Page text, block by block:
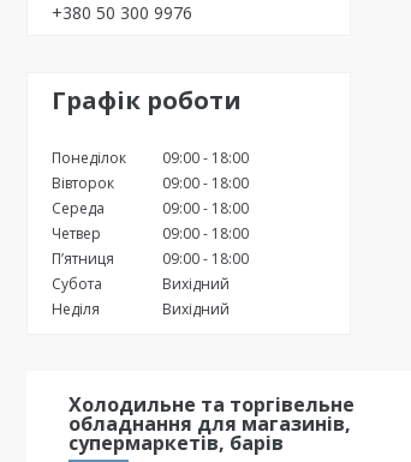
+380 50 300 9976
Графік роботи
Понеділок 09:00
18:00
Вівторок
09:00
18:00
Середа
09:00
18:00
Четвер
09:00
18:00
Пʼятниця
09:00
18:00
Субота
Вихідний
Неділя
Вихідний
Холодильне та торгівельне
обладнання для магазинів,
супермаркетів, барів